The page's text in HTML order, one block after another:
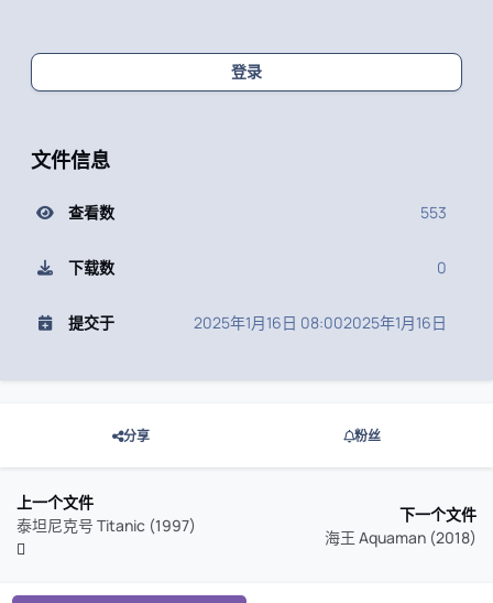
登录
文件信息
查看数 553
下载数 0
提交于 2025年1月16日 08:002025年1月16日
分享 粉丝
上一个文件
泰坦尼克号 Titanic (1997)
下一个文件
海王 Aquaman (2018)